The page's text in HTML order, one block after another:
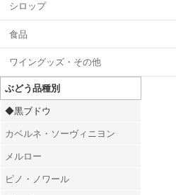
シロップ
食品
ワイングッズ・その他
ぶどう品種別
◆黒ブドウ
カベルネ・ソーヴィニヨン
メルロー
ピノ・ノワール